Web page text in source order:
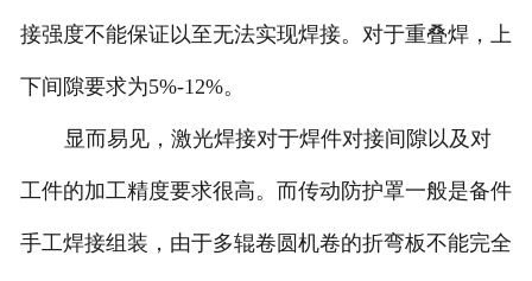
接强度不能保证以至无法实现焊接。对于重叠焊，上
下间隙要求为5%-12%。
显而易见，激光焊接对于焊件对接间隙以及对
工件的加工精度要求很高。而传动防护罩一般是备件
手工焊接组装，由于多辊卷圆机卷的折弯板不能完全